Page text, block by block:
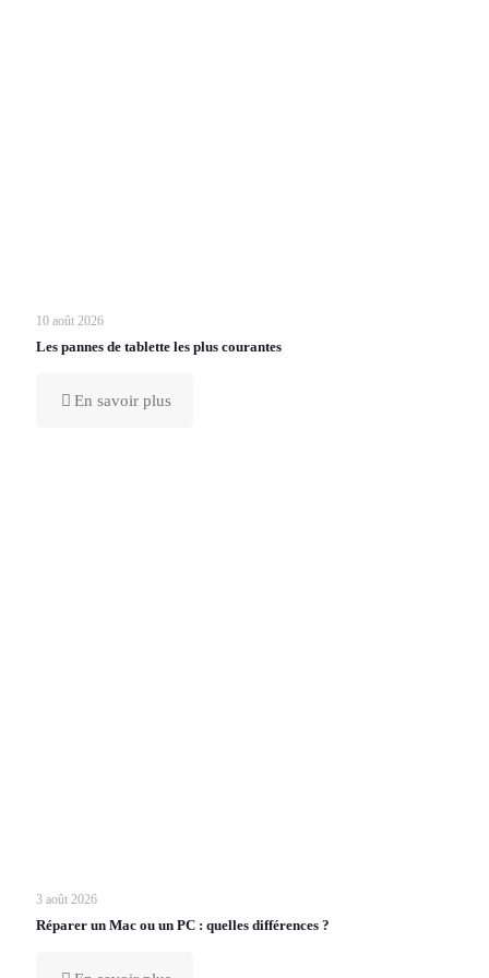
10 août 2026
Les pannes de tablette les plus courantes
En savoir plus
3 août 2026
Réparer un Mac ou un PC : quelles différences ?